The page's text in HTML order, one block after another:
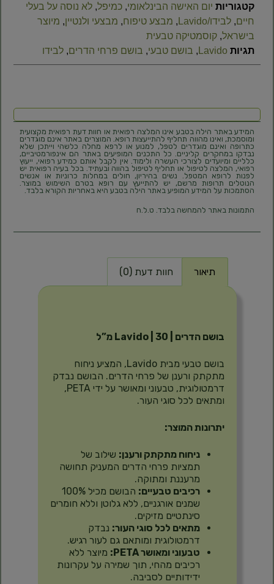
קטגוריות יום האישה הבינלאומי, כמיפל, לא נוסה על בעלי
חיים, לבידו/Lavido , מבצע טיפוח, מבצעי ולנטיין, מיוצר
בישראל, קוסמטיקה טבעית
תגיות Lavido
, בושם טבעי, בושם פרחי הדרים, לבידו
המידע באתר הילה בטבע אינו המלצה רפואית או חוות דעת רפואית מקצועית
ומוסמכת, ואינו מהווה תחליף להתייעצות רופא. המוצרים באתר אינם מוגדרים
כתרופה ואינם מוגדרים לטפל, למנוע או לרפא מחלה כלשהי וייתכן שלא
נבדקו במחקרים קליניים. כל התכנים המופיעים באתר הם אינפורמטיביים,
כלליים ומיועדים לצורכי העשרה ולימוד. אין לקבל אותם כמידע רפואי, ייעוץ
רפואי, המלצה לטיפול או תחליף לטיפול בהווה ובעתיד. בכל בעיה רפואית יש
לפנות לרופא המטפל. נשים בהיריון, חולים במחלות כרוניות או אנשים
הנוטלים תרופות מרשם, יש להתייעץ עם רופא בטרם השימוש במוצר.
הסתמכות על המידע המופיע באתר הילה בטבע היא באחריות הקורא בלבד.
התמונות באתר להמחשה בלבד. ט.ל.ח
תיאור חוות דעת (0)
בושם הדרים | Lavido | 30 מ”ל
בושם טבעי מבית Lavido, המציע ניחוח
מתקתק ורענן של פרחי הדרים. הבושם נבדק
דרמטולוגית, טבעוני ומאושר על ידי PETA,
ומתאים לכל סוגי העור.
יתרונות המוצר:
ניחוח מתקתק ורענן: שילוב של
תמציות פרחי הדרים המעניק תחושה
מרעננת ומתוקה.
רכיבים טבעיים:
הבושם מכיל 100%
שמנים אורגניים, ללא גלוטן וללא חומרים
סינתטיים מזיקים.
מתאים לכל סוגי העור: נבדק
דרמטולוגית ומותאם גם לעור רגיש.
טבעוני ומאושר PETA:
מיוצר ללא
רכיבים מהחי, תוך שמירה על עקרונות
ידידותיים לסביבה.